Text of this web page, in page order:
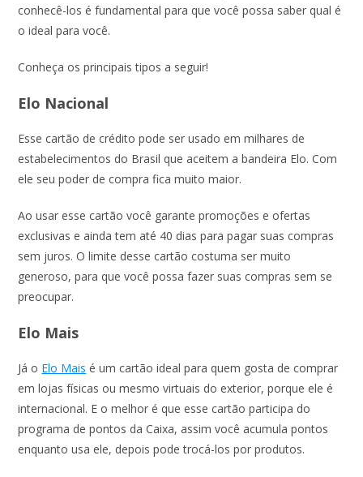
conhecê-los é fundamental para que você possa saber qual é
o ideal para você.
Conheça os principais tipos a seguir!
Elo Nacional
Esse cartão de crédito pode ser usado em milhares de
estabelecimentos do Brasil que aceitem a bandeira Elo. Com
ele seu poder de compra fica muito maior.
Ao usar esse cartão você garante promoções e ofertas
exclusivas e ainda tem até 40 dias para pagar suas compras
sem juros. O limite desse cartão costuma ser muito
generoso, para que você possa fazer suas compras sem se
preocupar.
Elo Mais
Já o Elo Mais é um cartão ideal para quem gosta de comprar
em lojas físicas ou mesmo virtuais do exterior, porque ele é
internacional. E o melhor é que esse cartão participa do
programa de pontos da Caixa, assim você acumula pontos
enquanto usa ele, depois pode trocá-los por produtos.